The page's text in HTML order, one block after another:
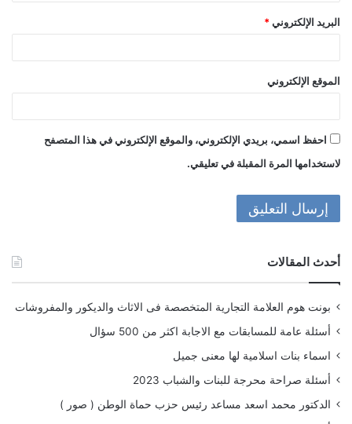
البريد الإلكتروني *
الموقع الإلكتروني
احفظ اسمي، بريدي الإلكتروني، والموقع الإلكتروني في هذا المتصفح
لاستخدامها المرة المقبلة في تعليقي.
أحدث المقالات
بونت هوم العلامة التجارية المتخصصة فى الاثاث والديكور والمفروشات
أسئلة عامة للمسابقات مع الاجابة اكثر من 500 سؤال
اسماء بنات اسلامية لها معنى جميل
أسئلة صراحة محرجة للبنات والشباب 2023
الدكتور محمد اسعد مساعد رئيس حزب حماة الوطن ( صور )